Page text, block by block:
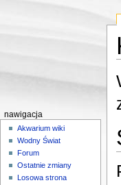
nawigacja
Akwarium wiki
Wodny Świat
Forum
Ostatnie zmiany
Losowa strona